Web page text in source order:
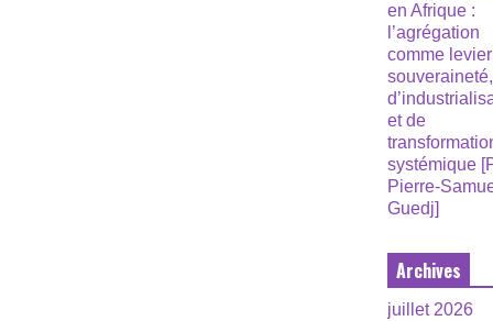
en Afrique :
l’agrégation
comme
souveraineté,
et de
systémique
Pierre-
Guedj]
Archives
juillet 2026